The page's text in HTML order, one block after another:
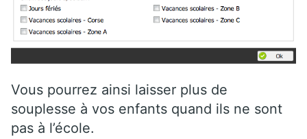
Vous pourrez ainsi laisser plus de
souplesse à vos enfants quand ils ne sont
pas à l’école.